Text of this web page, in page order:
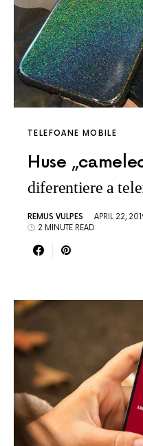
TELEFOANE MOBILE
Huse
diferentiere a
REMUS VULPES APRIL 22,
2 MINUTE READ